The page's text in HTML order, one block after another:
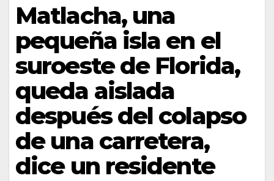
Matlacha, una
pequeña isla en el
suroeste de Florida,
queda aislada
después del colapso
de una carretera,
dice un residente